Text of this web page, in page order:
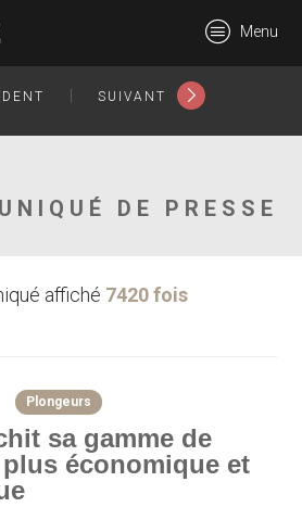
Menu
SUIVANT
DE PRESSE
affiché 7420 fois
Plongeurs
sa gamme de
économique et